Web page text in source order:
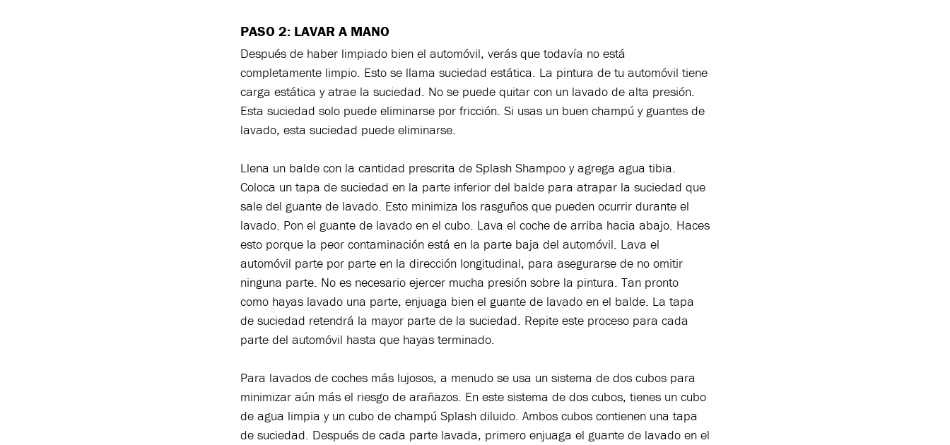
PASO 2: LAVAR A MANO
Después de haber limpiado bien el automóvil, verás que todavía no está
completamente limpio. Esto se llama suciedad estática. La pintura de tu automóvil tiene
carga estática y atrae la suciedad. No se puede quitar con un lavado de alta presión.
Esta suciedad solo puede eliminarse por fricción. Si usas un buen champú y guantes de
lavado, esta suciedad puede eliminarse.
Llena un balde con la cantidad prescrita de Splash Shampoo y agrega agua tibia.
Coloca un tapa de suciedad en la parte inferior del balde para atrapar la suciedad que
sale del guante de lavado. Esto minimiza los rasguños que pueden ocurrir durante el
lavado. Pon el guante de lavado en el cubo. Lava el coche de arriba hacia abajo. Haces
esto porque la peor contaminación está en la parte baja del automóvil. Lava el
automóvil parte por parte en la dirección longitudinal, para asegurarse de no omitir
ninguna parte. No es necesario ejercer mucha presión sobre la pintura. Tan pronto
como hayas lavado una parte, enjuaga bien el guante de lavado en el balde. La tapa
de suciedad retendrá la mayor parte de la suciedad. Repite este proceso para cada
parte del automóvil hasta que hayas terminado.
Para lavados de coches más lujosos, a menudo se usa un sistema de dos cubos para
minimizar aún más el riesgo de arañazos. En este sistema de dos cubos, tienes un cubo
de agua limpia y un cubo de champú Splash diluido. Ambos cubos contienen una tapa
de suciedad. Después de cada parte lavada, primero enjuaga el guante de lavado en el